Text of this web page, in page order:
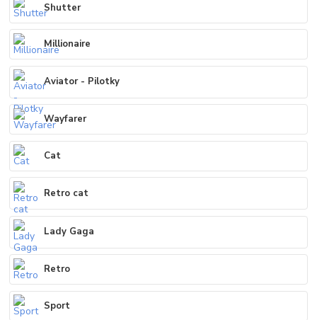
Shutter
Millionaire
Aviator - Pilotky
Wayfarer
Cat
Retro cat
Lady Gaga
Retro
Sport